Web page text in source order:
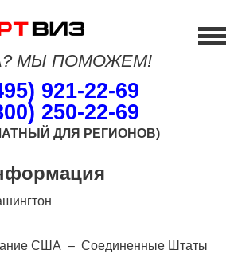
МЫ ПОМОЖЕМ!
921-22-69
250-22-69
ДЛЯ РЕГИОНОВ)
США – Соединенные Штаты